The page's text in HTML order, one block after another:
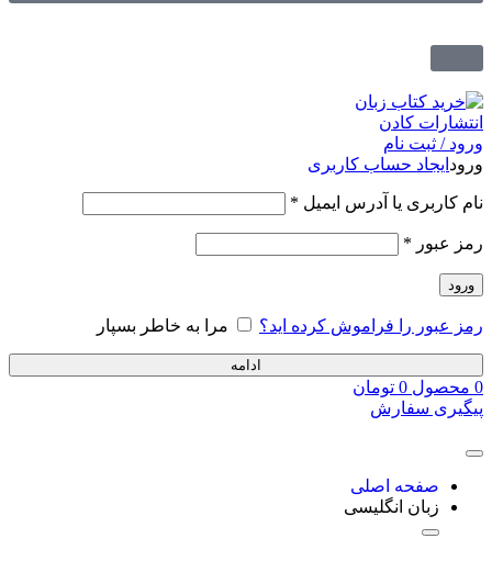
ورود / ثبت نام
ورود ایجاد حساب کاربری
نام کاربری یا آدرس ایمیل *
رمز عبور *
ورود
رمز عبور را فراموش کرده اید؟ مرا به خاطر بسپار
ادامه
0 محصول 0 تومان
پیگیری سفارش
صفحه اصلی
زبان انگلیسی